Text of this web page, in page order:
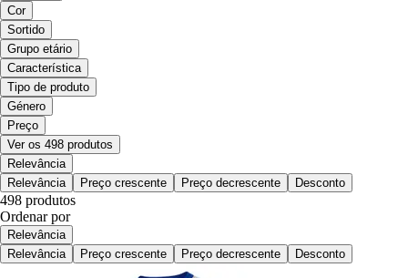
Cor
Sortido
Grupo etário
Característica
Tipo de produto
Género
Preço
Ver os 498 produtos
Relevância
Relevância
Preço crescente Preço decrescente Desconto
498 produtos
Ordenar por
Relevância
Relevância
Preço crescente Preço decrescente Desconto